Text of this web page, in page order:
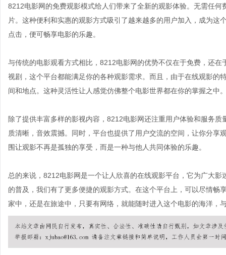
8212电影网的免费观影模式给人们带来了全新的观影体验。无需任
片。这种便利和实惠的观影方式吸引了越来越多的用户加入，成为
点击，便可畅享电影的乐趣。
与传统的电影观看方式相比，8212电影网的优势不仅在于免费，还
视剧，这个平台都能满足你的各种观影需求。而且，由于在线观影的
间和地点。这种灵活性让人感觉仿佛整个电影世界都在你的掌握之中
除了提供丰富多样的影视内容，8212电影网还注重用户体验和服务
质清晰，音效震撼。同时，平台也提供了用户交流的空间，让你分
围让观影不再是孤独的享受，而是一种与他人共同体验的乐趣。
总的来说，8212电影网是一个让人欣喜的在线观影平台，它为广大
的普及，我们有了更多便捷的观影方式。在这个平台上，可以尽情
家中，还是在旅途中，只要有网络，就能随时进入这个电影的海洋，